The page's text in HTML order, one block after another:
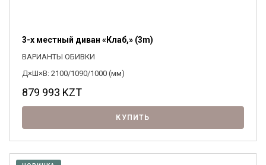
3-х местный диван «Клаб,» (3m)
ВАРИАНТЫ ОБИВКИ
Д×Ш×В: 2100/1090/1000 (мм)
879 993 KZT
КУПИТЬ